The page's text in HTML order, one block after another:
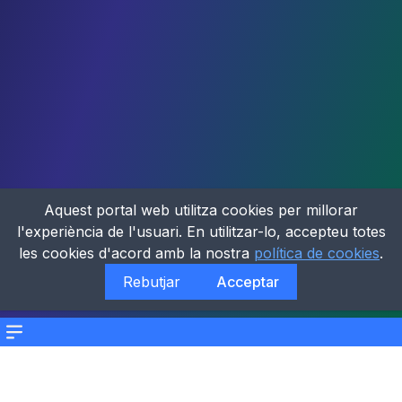
Menu
Aquest portal web utilitza cookies per millorar
l'experiència de l'usuari. En utilitzar-lo, accepteu totes
les cookies d'acord amb la nostra política de cookies.
Rebutjar
Acceptar